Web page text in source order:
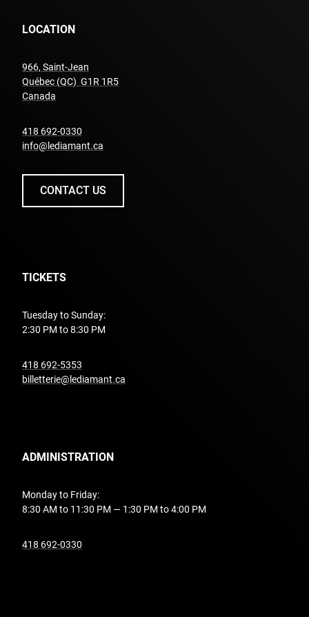
LOCATION
966, Saint-Jean
Québec (QC) G1R 1R5
Canada
418 692-0330
info@lediamant.ca
CONTACT US
TICKETS
Tuesday to Sunday:
2:30 PM to 8:30 PM
418 692-5353
billetterie@lediamant.ca
ADMINISTRATION
Monday to Friday:
8:30 AM to 11:30 PM — 1:30 PM to 4:00 PM
418 692-0330